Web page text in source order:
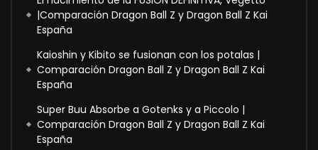
|Comparación Dragon Ball Z y Dragon Ball Z Kai
España
Kaioshin y Kibito se fusionan con los potalas |
Comparación Dragon Ball Z y Dragon Ball Z Kai
España
Super Buu Absorbe a Gotenks y a Piccolo |
Comparación Dragon Ball Z y Dragon Ball Z Kai
España